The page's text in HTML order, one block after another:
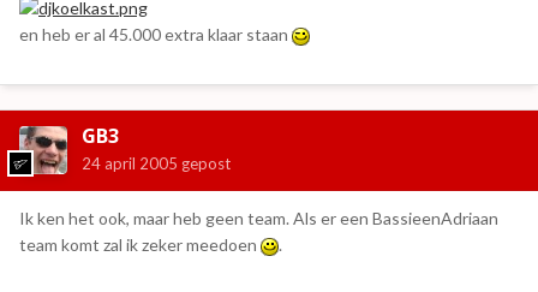
en heb er al 45.000 extra klaar staan
GB3
24 april 2005 gepost
Ik ken het ook, maar heb geen team. Als er een BassieenAdriaan
team komt zal ik zeker meedoen
.